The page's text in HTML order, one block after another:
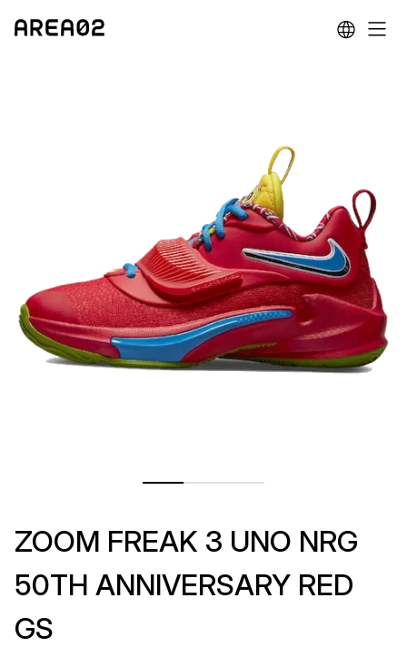
ZOOM FREAK 3 UNO NRG
50TH ANNIVERSARY RED
GS